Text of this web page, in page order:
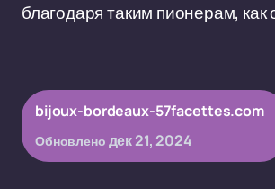
благодаря таким пионерам, как
bijoux-bordeaux-57facettes.com
Обновлено дек 21, 2024